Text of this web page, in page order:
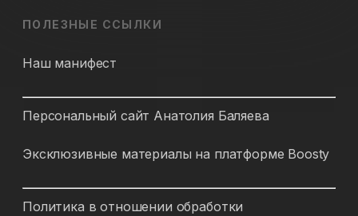
ПОЛЕЗНЫЕ ССЫЛКИ
Наш манифест
Персональный сайт Анатолия Баляева
Эксклюзивные материалы на платформе Boosty
Политика в отношении обработки